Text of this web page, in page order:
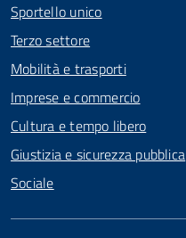
Sportello unico
Terzo settore
Mobilità e trasporti
Imprese e commercio
Cultura e tempo libero
Giustizia e sicurezza pubblica
Sociale